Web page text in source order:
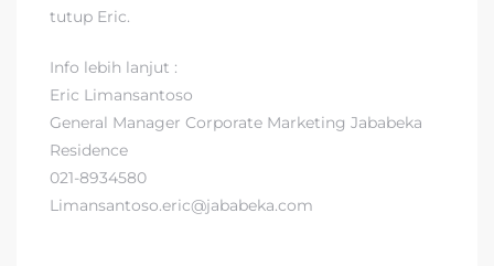
tutup Eric.
Info lebih lanjut :
Eric Limansantoso
General Manager Corporate Marketing Jababeka
Residence
021-8934580
Limansantoso.eric@jababeka.com